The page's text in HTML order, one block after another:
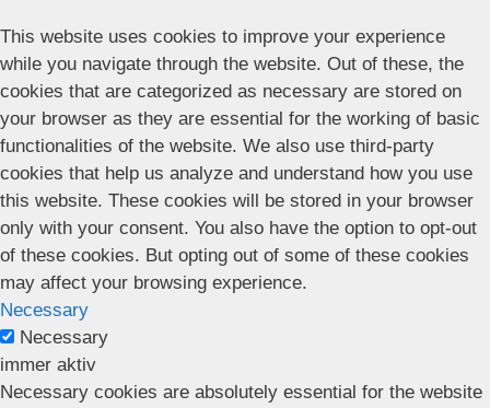
This website uses cookies to improve your experience
while you navigate through the website. Out of these, the
cookies that are categorized as necessary are stored on
your browser as they are essential for the working of basic
functionalities of the website. We also use third-party
cookies that help us analyze and understand how you use
this website. These cookies will be stored in your browser
only with your consent. You also have the option to opt-out
of these cookies. But opting out of some of these cookies
may affect your browsing experience.
Necessary
Necessary
immer aktiv
Necessary cookies are absolutely essential for the website